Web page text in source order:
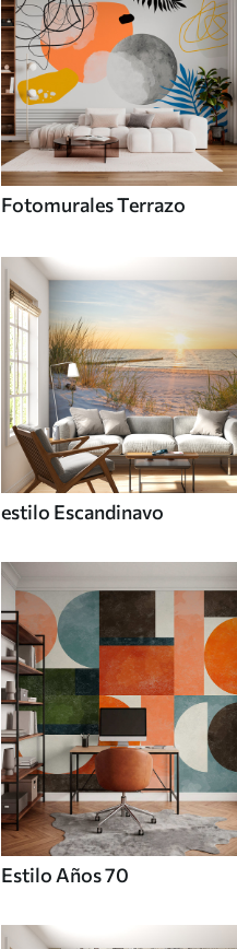
Fotomurales Terrazo
estilo Escandinavo
Estilo Años 70